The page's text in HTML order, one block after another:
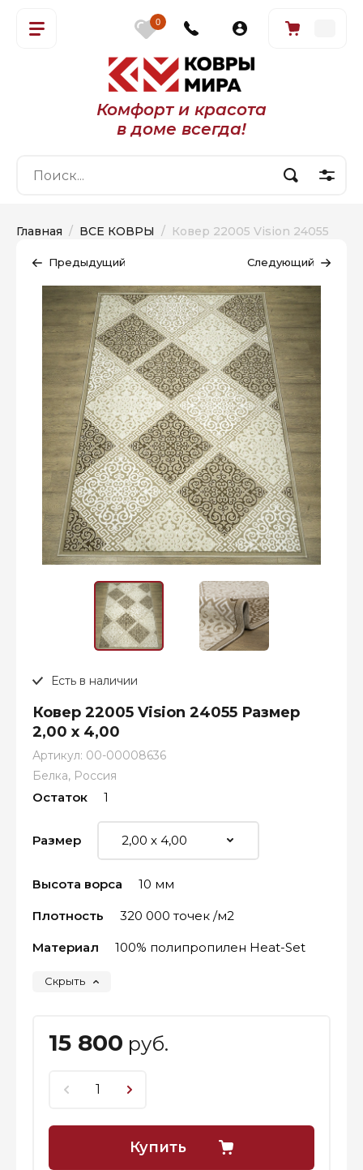
Комфорт и красота
в доме всегда!
0
Главная
  /
ВСЕ КОВРЫ
  /  Ковер 22005 Vision 24055
Предыдущий Следующий
Есть в наличии
Ковер 22005 Vision 24055 Размер
2,00 х 4,00
Артикул: 00-00008636
Белка, Россия
Остаток 1
Размер
Высота ворса 10 мм
Плотность 320 000 точек /м2
Материал 100% полипропилен Heat-Set
Скрыть
15 800 руб.
Купить